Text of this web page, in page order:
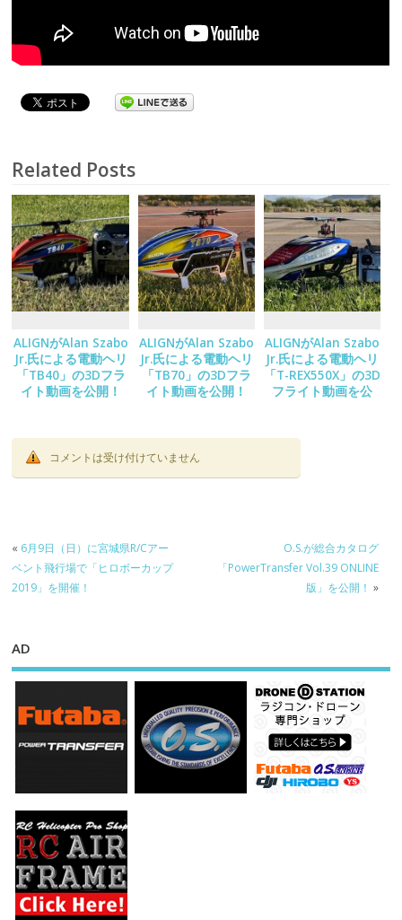
Related Posts
ALIGNがAlan Szabo
Jr.氏による電動ヘリ
「TB40」の3Dフラ
イト動画を公開！
ALIGNがAlan Szabo
Jr.氏による電動ヘリ
「TB70」の3Dフラ
イト動画を公開！
ALIGNがAlan Szabo
Jr.氏による電動ヘリ
「T-REX550X」の3D
フライト動画を公
コメントは受け付けていません
« 6月9日（日）に宮城県R/Cアー
ベント飛行場で「ヒロボーカップ
2019」を開催！
O.S.が総合カタログ
「PowerTransfer Vol.39 ONLINE
版」を公開！ »
AD